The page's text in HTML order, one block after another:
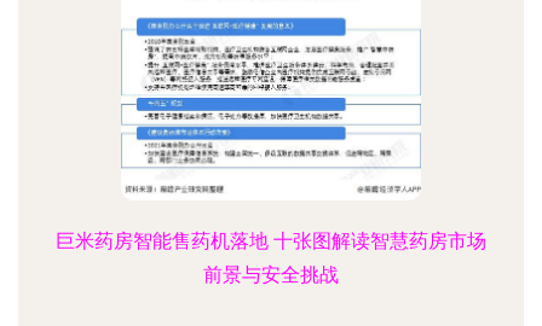
巨米药房智能售药机落地 十张图解读智慧药房市场
前景与安全挑战